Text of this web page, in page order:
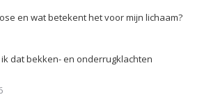
en wat betekent het voor mijn lichaam?
dat bekken- en onderrugklachten